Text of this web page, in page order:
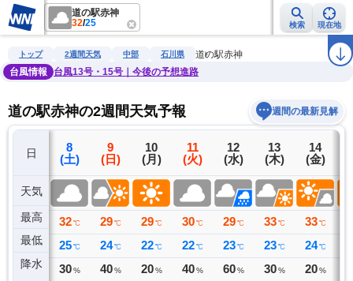
道の駅赤神
32/25 検索 現在地
雨雲レーダー 台風情報 地震情報 警報・注意報 ラ
トップ 2週間天気 中部 石川県
道の駅赤神
台風情報
台風13号・15号｜今後の予想進路
道の駅赤神の2週間天気予報 週間の最新見解
日
天気
最高
最低
降水
7
(金)
33 ℃
25 ℃
0 ミリ
8
(土)
32 ℃
25 ℃
30 %
9
(日)
29 ℃
24 ℃
40 %
10
(月)
29 ℃
22 ℃
20 %
11
(火)
30 ℃
22 ℃
40 %
12
(水)
29 ℃
23 ℃
60 %
13
(木)
33 ℃
23 ℃
30 %
14
(金)
33 ℃
24 ℃
20 %